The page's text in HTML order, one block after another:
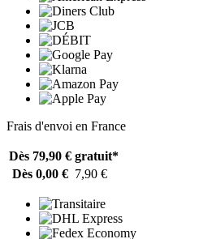
Frais d'envoi en France
Dès 79,90 € gratuit*
Dès 0,00 € 7,90 €